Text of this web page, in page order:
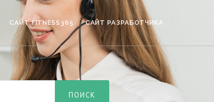
САЙТ FITNESS365 САЙТ РАЗРАБОТЧИКА